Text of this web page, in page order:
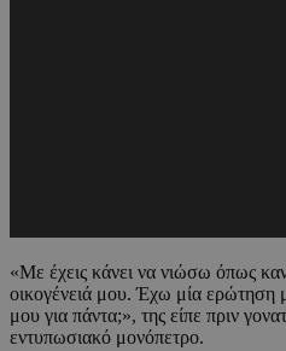
«Με έχεις κάνει να νιώσω όπως
οικογένειά μου. Έχω μία ερώτηση
μου για πάντα;», της είπε πριν
εντυπωσιακό μονόπετρο.